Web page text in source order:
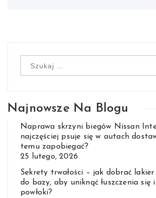
Najnowsze Na Blogu
Naprawa skrzyni biegów Nissan
najczęściej psuje się w autach
temu zapobiegać?
25 lutego, 2026
Sekrety trwałości – jak dobrać
do bazy, aby uniknąć łuszczenia się i
powłoki?